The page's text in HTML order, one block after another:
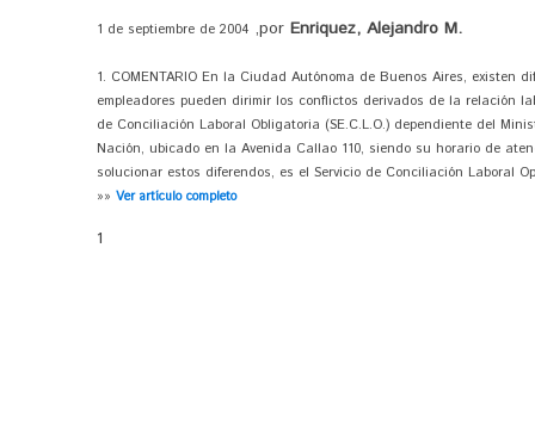
1 de septiembre de 2004 ,por Enriquez, Alejandro M.
1. COMENTARIO En la Ciudad Autónoma de Buenos Aires, existen
empleadores pueden dirimir los conflictos derivados de la relación
de Conciliación Laboral Obligatoria (SE.C.L.O.) dependiente del
Nación, ubicado en la Avenida Callao 110, siendo su horario de
solucionar estos diferendos, es el Servicio de Conciliación Laboral
»» Ver artículo completo
1